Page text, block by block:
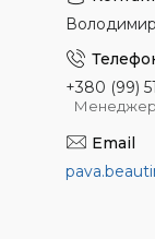
+380 (99)